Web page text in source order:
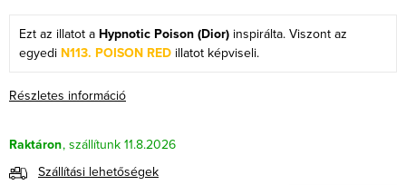
Részletes információ
Raktáron
11.8.2026
Szállítási lehetőségek
Ezt az illatot a Hypnotic Poison (Dior) inspirálta. Viszont az
egyedi N113. POISON RED illatot képviseli.